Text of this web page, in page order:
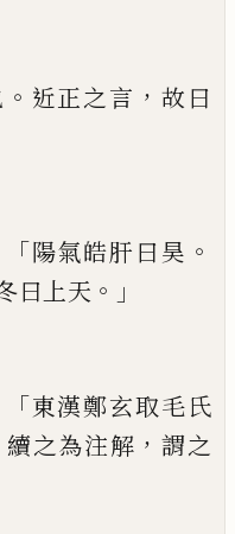
。 近正之言 ， 故曰
「陽氣皓肝曰昊 。
曰上天 。」
「東漢鄭玄取毛氏
續之為注解 ， 謂之